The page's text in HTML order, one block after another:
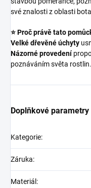
své znalosti z oblasti
⭐ Proč právě tato
Velké dřevěné úchyty
Názorné provedení
poznáváním světa rostlin.
Doplňkové parametry
Kategorie:
Záruka:
Materiál :